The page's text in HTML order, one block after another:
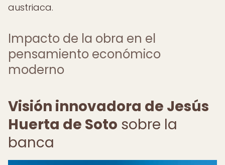
austriaca.
Impacto de la obra en el
pensamiento económico
moderno
Visión innovadora de Jesús
Huerta de Soto sobre la
banca